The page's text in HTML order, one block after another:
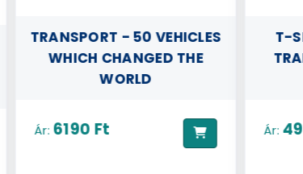
TRANSPORT - 50 VEHICLES
WHICH CHANGED THE
WORLD
Ár: 6190 Ft
T-
Ár: